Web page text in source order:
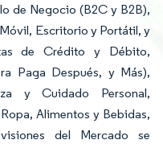
de Negocio (B2C y B2B),
Escritorio y Portátil, y
de Crédito y Débito,
Paga Después, y Más),
y Cuidado Personal,
Alimentos y Bebidas,
del Mercado se